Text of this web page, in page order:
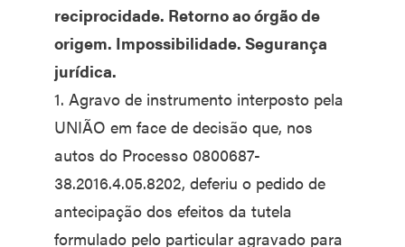
reciprocidade. Retorno ao órgão de
origem. Impossibilidade. Segurança
jurídica.
1. Agravo de instrumento interposto pela
UNIÃO em face de decisão que, nos
autos do Processo 0800687-
38.2016.4.05.8202, deferiu o pedido de
antecipação dos efeitos da tutela
formulado pelo particular agravado para